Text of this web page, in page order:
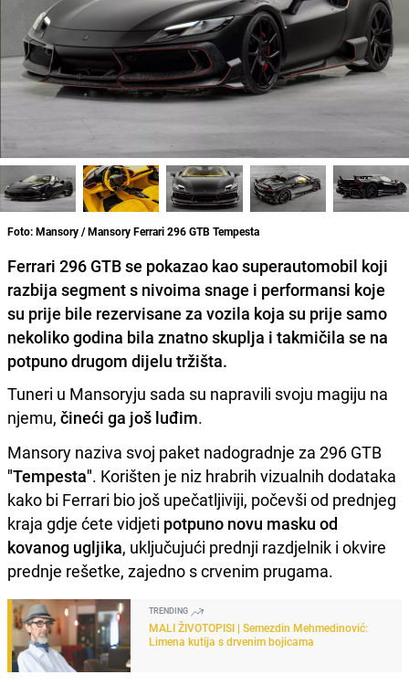
Foto: Mansory / Mansory Ferrari 296 GTB Tempesta
Ferrari 296 GTB se pokazao kao superautomobil koji
razbija segment s nivoima snage i performansi koje
su prije bile rezervisane za vozila koja su prije samo
nekoliko godina bila znatno skuplja i takmičila se na
potpuno drugom dijelu tržišta.
Tuneri u Mansoryju sada su napravili svoju magiju na
njemu, čineći ga još luđim.
Mansory naziva svoj paket nadogradnje za 296 GTB
"Tempesta". Korišten je niz hrabrih vizualnih dodataka
kako bi Ferrari bio još upečatljiviji, počevši od prednjeg
kraja gdje ćete vidjeti potpuno novu masku od
kovanog ugljika, uključujući prednji razdjelnik i okvire
prednje rešetke, zajedno s crvenim prugama.
TRENDING
MALI ŽIVOTOPISI | Semezdin Mehmedinović:
Limena kutija s drvenim bojicama